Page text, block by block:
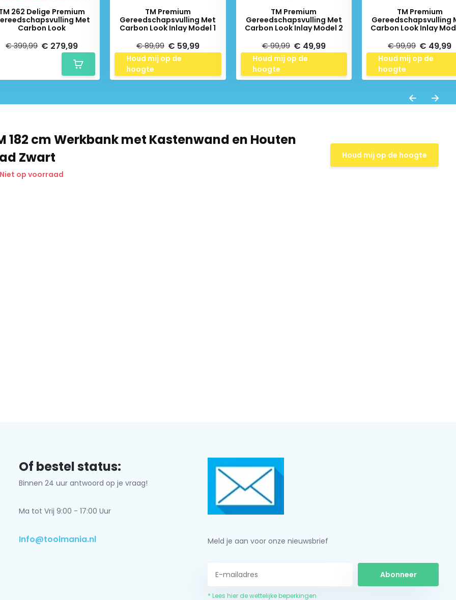
262 Delige Premium
Met
Carbon Look
€ 399,99 € 279,99
TM Premium
Gereedschapsvulling Met
Carbon Look Inlay Model 1
€ 89,99 € 59,99
Houd mij op de
hoogte
TM Premium
Gereedschapsvulling Met
Carbon Look Inlay Model 2
€ 99,99 € 49,99
Houd mij op de
hoogte
TM Premium
Gereedschapsvulling
Carbon Look Inlay
€ 99,99 € 49,99
Houd mij op de
hoogte
182 cm Werkbank met Kastenwand en Houten
Zwart
Niet op voorraad
Houd mij op de hoogte
Of bestel status:
Binnen 24 uur antwoord op je vraag!
Ma tot Vrij 9:00 - 17:00 Uur
Info@toolmania.nl Meld je aan voor onze nieuwsbrief
Abonneer
* Lees hier de wettelijke beperkingen
Abonneer
* Lees hier de wettelijke beperkingen